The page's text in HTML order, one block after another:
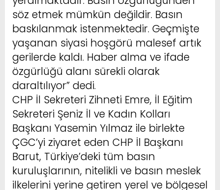
söz etmek mümkün değildir. Basın
baskılanmak istenmektedir. Geçmişte
yaşanan siyasi hoşgörü malesef artık
gerilerde kaldı. Haber alma ve ifade
özgürlüğü alanı sürekli olarak
daraltılıyor” dedi.
CHP İl Sekreteri Zihneti Emre, İl Eğitim
Sekreteri Şeniz İl ve Kadın Kolları
Başkanı Yasemin Yılmaz ile birlekte
ÇGC’yi ziyaret eden CHP İl Başkanı
Barut, Türkiye’deki tüm basın
kuruluşlarının, nitelikli ve basın meslek
ilkelerini yerine getiren yerel ve bölgesel